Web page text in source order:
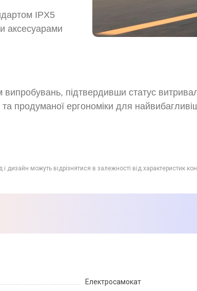
IPX5
аксесуарами
підтвердивши статус
та продуманої ергономіки для
дизайн можуть відрізнятися в залежності від характеристик
Електросамокат